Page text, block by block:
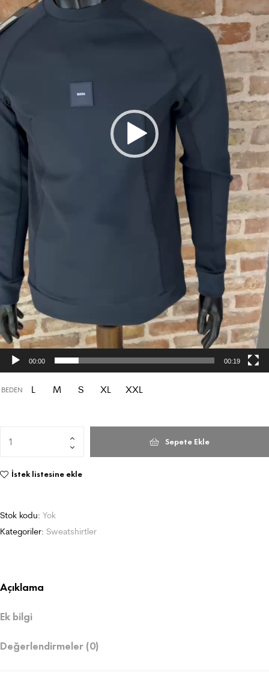
00:00 00:19
BEDEN L M S XL XXL
Sepete Ekle
İstek listesine ekle
Stok kodu: Yok
Kategoriler: Sweatshirtler
Açıklama
Ek bilgi
Değerlendirmeler (0)